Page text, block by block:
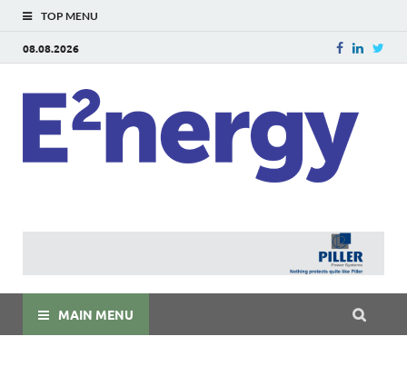
TOP MENU
08.08.2026
MAIN MENU